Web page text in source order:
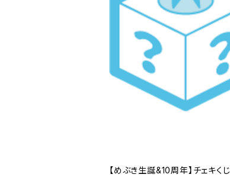
【めぶき生誕&10周年】チェキくじ